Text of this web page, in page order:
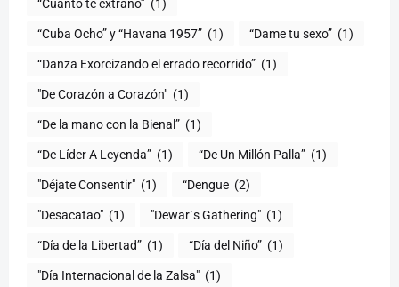
“Cuanto te extraño” (1)
“Cuba Ocho” y “Havana 1957” (1) “Dame tu sexo” (1)
“Danza Exorcizando el errado recorrido” (1)
"De Corazón a Corazón" (1)
(1)
“De Líder A Leyenda” (1) “De Un Millón Palla” (1)
"Déjate Consentir" (1) “Dengue (2)
"Desacatao" (1) "Dewar´s Gathering" (1)
(1) “Día del Niño” (1)
"Día Internacional de la Zalsa" (1)